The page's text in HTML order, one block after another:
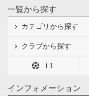
一覧から探す
カテゴリから探す
クラブから探す
Ｊ1
インフォメーション